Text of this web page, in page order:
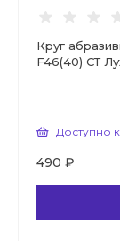
Круг
F46(40) СТ
Доступно
490 ₽